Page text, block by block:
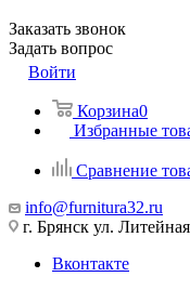
Заказать звонок
Задать вопрос
Войти
Корзина0
Избранные
Сравнение
info@furnitura32.ru
г. Брянск ул.
Вконтакте